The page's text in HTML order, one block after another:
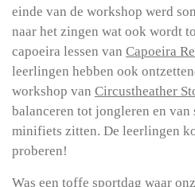
einde van de workshop werd
naar het zingen wat ook wordt
capoeira lessen van Capoeira
leerlingen hebben ook
workshop van Circustheather
balanceren tot jongleren en van
minifiets zitten. De leerlingen
proberen!
Was een toffe sportdag waar